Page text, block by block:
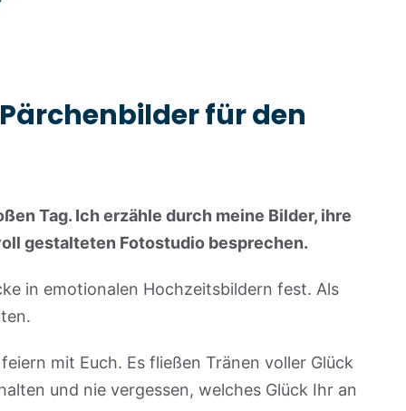
für den
Tag. Ich erzähle durch meine Bilder, ihre
gestalteten Fotostudio besprechen.
in emotionalen Hochzeitsbildern fest. Als
mit Euch. Es fließen Tränen voller Glück
und nie vergessen, welches Glück Ihr an